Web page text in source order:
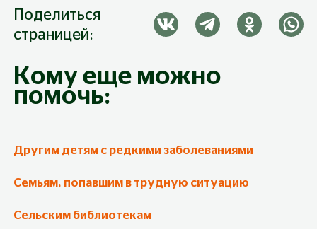
Поделиться
страницей:
Кому еще можно
помочь:
Другим детям с редкими заболеваниями
Семьям, попавшим в трудную ситуацию
Сельским библиотекам